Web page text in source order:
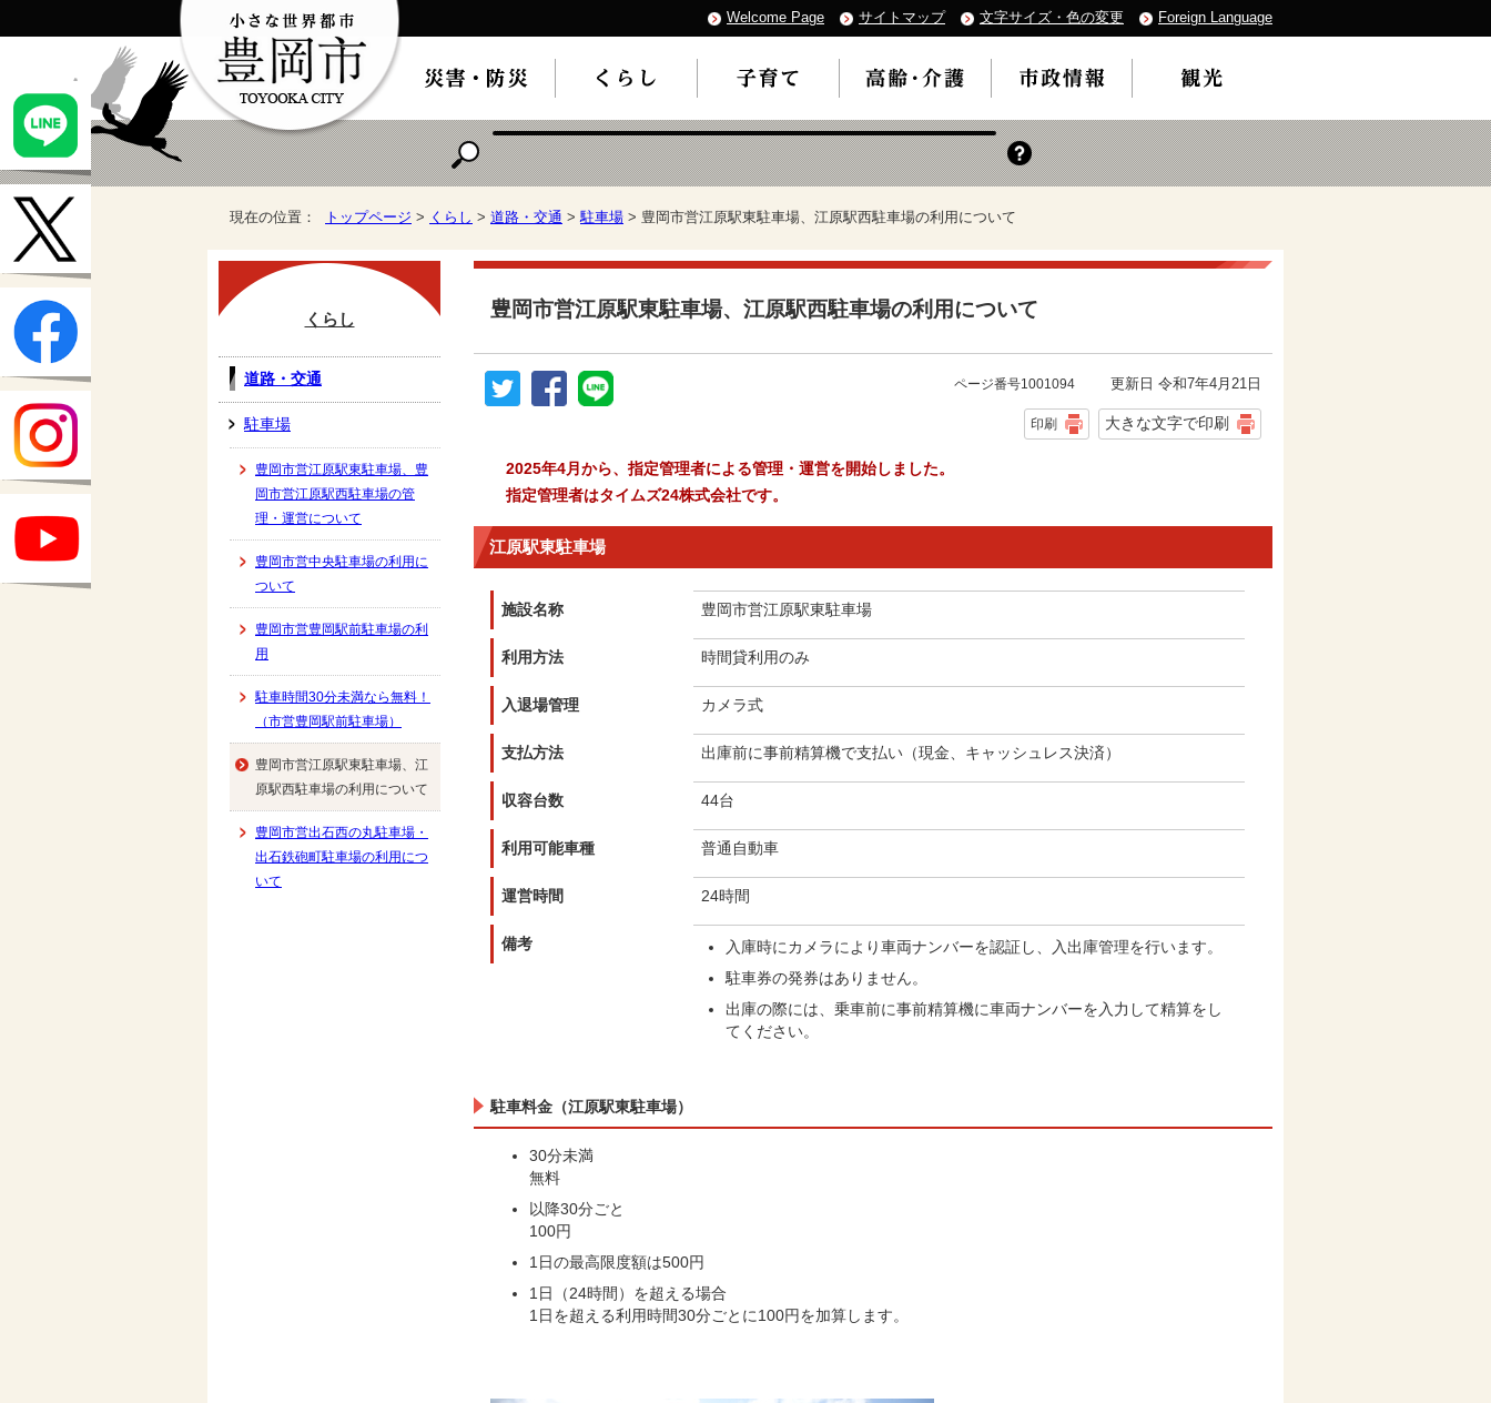
Welcome Page サイトマップ 文字サイズ・色の変更 Foreign Language
現在の位置： トップページ > くらし > 道路・交通 >駐車場 > 豊岡市営江原駅東駐車場、江原駅西駐車場の利用について
豊岡市営江原駅東駐車場、江原駅西駐車場の利用について
ページ番号1001094 更新日 令和7年4月21日
印刷 大きな文字で印刷
2025年4月から、指定管理者による管理・運営を開始しました。
指定管理者はタイムズ24株式会社です。
江原駅東駐車場
施設名称 豊岡市営江原駅東駐車場
利用方法 時間貸利用のみ
入退場管理 カメラ式
支払方法 出庫前に事前精算機で支払い（現金、キャッシュレス決済）
収容台数 44台
利用可能車種 普通自動車
運営時間 24時間
備考
入庫時にカメラにより車両ナンバーを認証し、入出庫管理を行います。
駐車券の発券はありません。
出庫の際には、乗車前に事前精算機に車両ナンバーを入力して精算をし
てください。
駐車料金（江原駅東駐車場）
30分未満
無料
以降30分ごと
100円
1日の最高限度額は500円
1日（24時間）を超える場合
1日を超える利用時間30分ごとに100円を加算します。
くらし
道路・交通
駐車場
豊岡市営江原駅東駐車場、豊
岡市営江原駅西駐車場の管
理・運営について
豊岡市営中央駐車場の利用に
ついて
豊岡市営豊岡駅前駐車場の利
用
駐車時間30分未満なら無料！
（市営豊岡駅前駐車場）
豊岡市営江原駅東駐車場、江
原駅西駐車場の利用について
豊岡市営出石西の丸駐車場・
出石鉄砲町駐車場の利用につ
いて